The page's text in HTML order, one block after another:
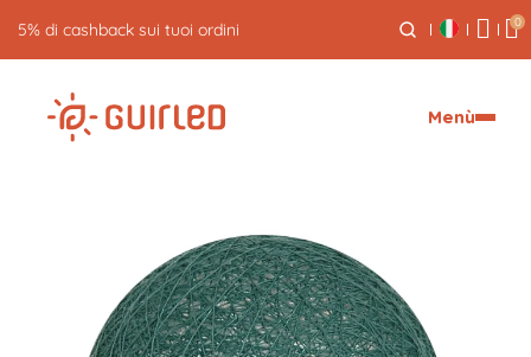
5% di cashback sui tuoi ordini 0
Menù